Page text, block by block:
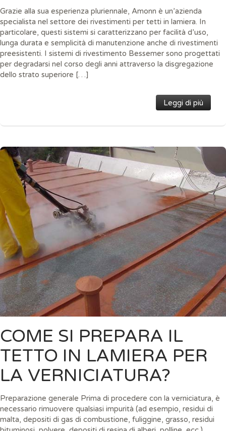
Grazie alla sua esperienza pluriennale, Amonn è un’azienda
specialista nel settore dei rivestimenti per tetti in lamiera. In
particolare, questi sistemi si caratterizzano per facilità d’uso,
lunga durata e semplicità di manutenzione anche di rivestimenti
preesistenti. I sistemi di rivestimento Bessemer sono progettati
per degradarsi nel corso degli anni attraverso la disgregazione
dello strato superiore […]
Leggi di più
COME SI PREPARA IL
TETTO IN LAMIERA PER
LA VERNICIATURA?
Preparazione generale Prima di procedere con la verniciatura, è
necessario rimuovere qualsiasi impurità (ad esempio, residui di
malta, depositi di gas di combustione, fuliggine, grasso, residui